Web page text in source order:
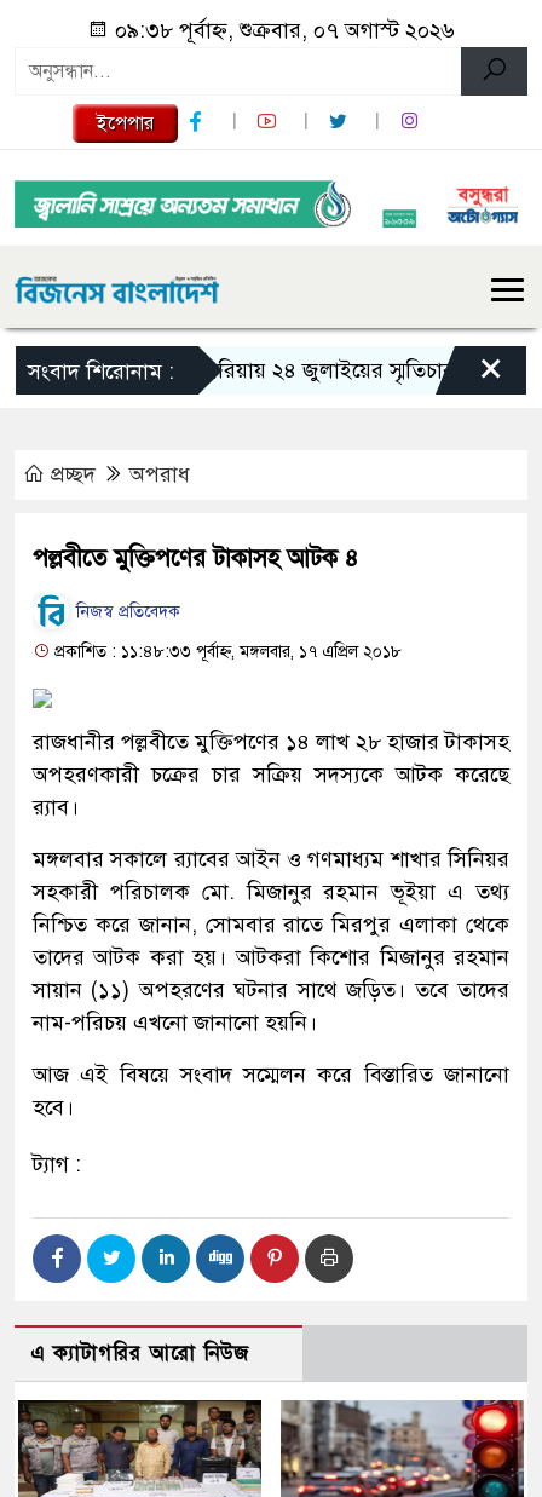
০৯:৩৮ পূর্বাহ্ন, শুক্রবার, ০৭ অগাস্ট ২০২৬
ইপেপার
সংবাদ শিরোনাম :গজারিয়ায় ২৪ জুলাইয়ের স্মৃতিচারণ: গুমের×
প্রচ্ছদ অপরাধ
পল্লবীতে মুক্তিপণের টাকাসহ আটক ৪
নিজস্ব প্রতিবেদক
প্রকাশিত : ১১:৪৮:৩৩ পূর্বাহ্ন, মঙ্গলবার, ১৭ এপ্রিল ২০১৮
রাজধানীর পল্লবীতে মুক্তিপণের ১৪ লাখ ২৮ হাজার টাকাসহ
অপহরণকারী চক্রের চার সক্রিয় সদস্যকে আটক করেছে
র‌্যাব।
মঙ্গলবার সকালে র‌্যাবের আইন ও গণমাধ্যম শাখার সিনিয়র
সহকারী পরিচালক মো. মিজানুর রহমান ভূইয়া এ তথ্য
নিশ্চিত করে জানান, সোমবার রাতে মিরপুর এলাকা থেকে
তাদের আটক করা হয়। আটকরা কিশোর মিজানুর রহমান
সায়ান (১১) অপহরণের ঘটনার সাথে জড়িত। তবে তাদের
নাম-পরিচয় এখনো জানানো হয়নি।
আজ এই বিষয়ে সংবাদ সম্মেলন করে বিস্তারিত জানানো
হবে।
ট্যাগ :
এ ক্যাটাগরির আরো নিউজ